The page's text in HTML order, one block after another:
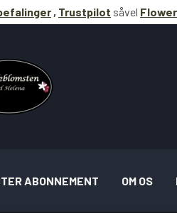
, Trustpilot såvel
ABONNEMENT OM OS